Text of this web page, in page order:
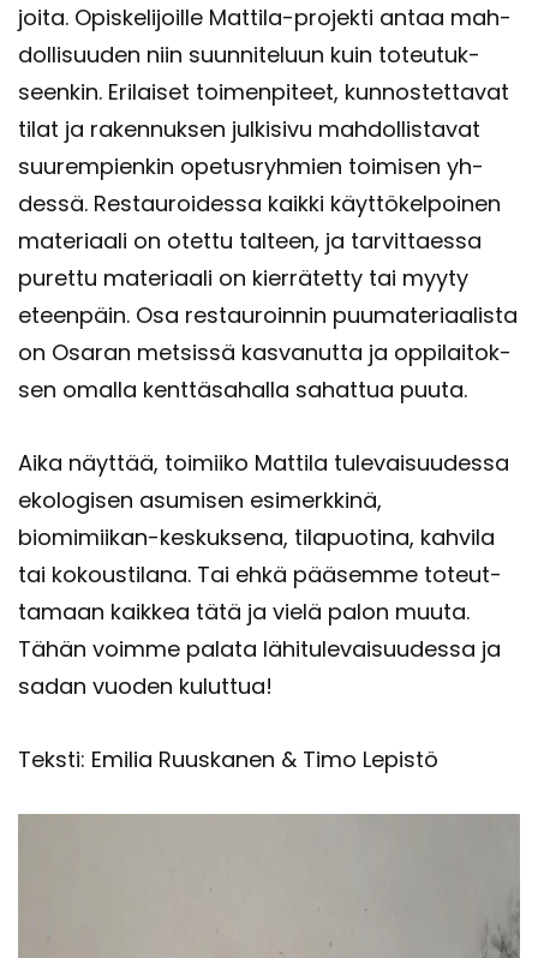
joi­ta. Opis­ke­li­joil­le Mattila-​projekti antaa mah­
dol­li­suu­den niin suun­ni­te­luun kuin to­teu­tuk­
seen­kin. Eri­lai­set toi­men­pi­teet, kun­nos­tet­ta­vat
tilat ja ra­ken­nuk­sen jul­ki­si­vu mah­dol­lis­ta­vat
suu­rem­pien­kin ope­tus­ryh­mien toi­mi­sen yh­
des­sä. Res­tau­roi­des­sa kaik­ki käyt­tö­kel­poi­nen
ma­te­ri­aa­li on otet­tu tal­teen, ja tar­vit­taes­sa
pu­ret­tu ma­te­ri­aa­li on kier­rä­tet­ty tai myyty
eteen­päin. Osa res­tau­roin­nin puu­ma­te­ri­aa­lis­ta
on Osa­ran met­sis­sä kas­va­nut­ta ja op­pi­lai­tok­
sen omal­la kent­tä­sa­hal­la sa­hat­tua puuta.
Aika näyt­tää, toi­mii­ko Mat­ti­la tu­le­vai­suu­des­sa
eko­lo­gi­sen asu­mi­sen esi­merk­ki­nä,
biomimiikan-​keskuksena, ti­la­puo­ti­na, kah­vi­la
tai ko­kous­ti­la­na. Tai ehkä pää­sem­me to­teut­
ta­maan kaik­kea tätä ja vielä palon muuta.
Tähän voim­me pa­la­ta lä­hi­tu­le­vai­suu­des­sa ja
sadan vuo­den ku­lut­tua!
Teks­ti: Emi­lia Ruus­ka­nen & Timo Le­pis­tö